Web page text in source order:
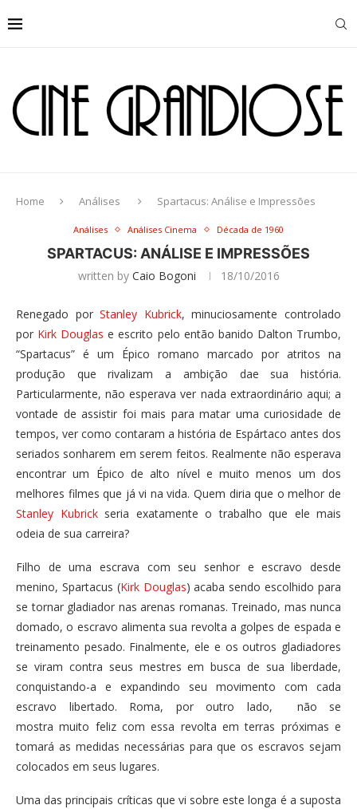
Home Análises Spartacus: Análise e Impressões
Análises Análises Cinema Década de 1960
SPARTACUS: ANÁLISE E IMPRESSÕES
written by Caio Bogoni 18/10/2016
Renegado porStanley Kubrick, minuciosamente controlado
por Kirk Douglas e escrito pelo então banido Dalton Trumbo,
“Spartacus” é um Épico romano marcado por atritos na
produção que rivalizam a ambição dae sua história.
Particularmente, não esperava ver nada extraordinário aqui; a
vontade de assistir foi mais para matar uma curiosidade de
tempos, ver como contaram a história de Espártaco antes dos
seriados sonharem em serem feitos. Realmente não esperava
encontrar um Épico de alto nível e muito menos um dos
melhores filmes que já vi na vida. Quem diria que o melhor de
Stanley Kubrickseria exatamente o trabalho que ele mais
odeia de sua carreira?
Filho de uma escrava com seu senhor e escravo desde
menino, Spartacus (Kirk Douglas) acaba sendo escolhido para
se tornar gladiador nas arenas romanas. Treinado, mas nunca
domado, o escravo alimenta sua revolta a golpes de espada e
treinamento pesado. Finalmente, ele e os outros gladiadores
se viram contra seus mestres em busca de sua liberdade,
conquistando-a e expandindo seu movimento com cada
escravo libertado. Roma, por outro lado, não se
mostra muito feliz com essa revolta em terras próximas e
tomará as medidas necessárias para que os escravos sejam
colocados em seus lugares.
Uma das principais críticas que vi sobre este longa é a suposta